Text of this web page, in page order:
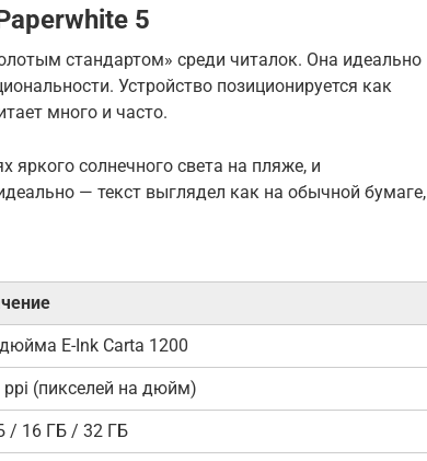
5
стандартом» среди читалок. Она идеально
Устройство позиционируется как
много и часто.
яркого солнечного света на пляже, и
— текст выглядел как на обычной бумаге,
E-Ink Carta 1200
ppi (пикселей на дюйм)
/ 16 ГБ / 32 ГБ